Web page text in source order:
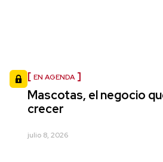
EN AGENDA
Mascotas, el negocio
crecer
julio 8, 2026